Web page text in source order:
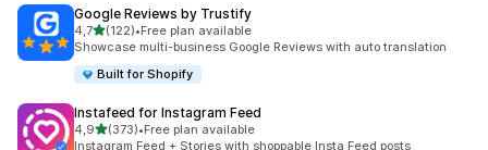
Google Reviews by Trustify
4,7stelle su 5
(122)
122 recensioni totali
•Free plan available
Showcase multi-business Google Reviews with auto translation
Built for Shopify
Instafeed for Instagram Feed
4,9stelle su 5
(373)
373 recensioni totali
•Free plan available
Instagram Feed + Stories with shoppable Insta Feed posts